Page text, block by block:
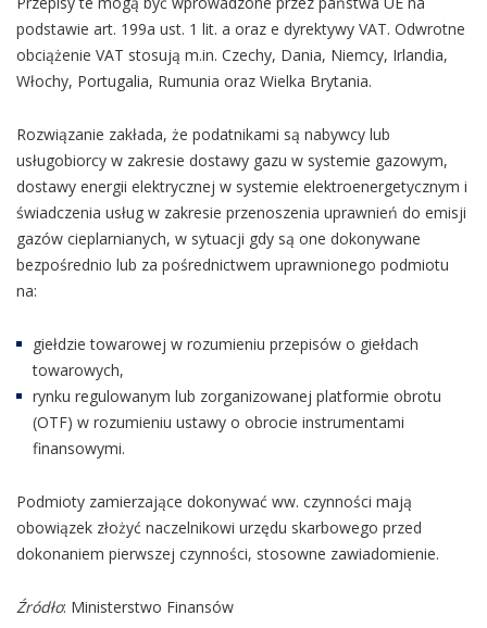
podstawie art. 199a ust. 1 lit. a oraz e dyrektywy VAT. Odwrotne
obciążenie VAT stosują m.in. Czechy, Dania, Niemcy, Irlandia,
Włochy, Portugalia, Rumunia oraz Wielka Brytania.
Rozwiązanie zakłada, że podatnikami są nabywcy lub
usługobiorcy w zakresie dostawy gazu w systemie gazowym,
dostawy energii elektrycznej w systemie elektroenergetycznym i
świadczenia usług w zakresie przenoszenia uprawnień do emisji
gazów cieplarnianych, w sytuacji gdy są one dokonywane
bezpośrednio lub za pośrednictwem uprawnionego podmiotu
na:
giełdzie towarowej w rozumieniu przepisów o giełdach
towarowych,
rynku regulowanym lub zorganizowanej platformie obrotu
(OTF) w rozumieniu ustawy o obrocie instrumentami
finansowymi.
Podmioty zamierzające dokonywać ww. czynności mają
obowiązek złożyć naczelnikowi urzędu skarbowego przed
dokonaniem pierwszej czynności, stosowne zawiadomienie.
Źródło: Ministerstwo Finansów